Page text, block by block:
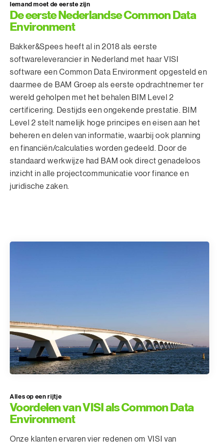
Iemand moet de eerste zijn
De eerste Nederlandse Common Data
Environment
Bakker&Spees heeft al in 2018 als eerste
softwareleverancier in Nederland met haar VISI
software een Common Data Environment opgesteld en
daarmee de BAM Groep als eerste opdrachtnemer ter
wereld geholpen met het behalen BIM Level 2
certificering. Destijds een ongekende prestatie. BIM
Level 2 stelt namelijk hoge principes en eisen aan het
beheren en delen van informatie, waarbij ook planning
en financiën/calculaties worden gedeeld. Door de
standaard werkwijze had BAM ook direct genadeloos
inzicht in alle projectcommunicatie voor finance en
juridische zaken.
Alles op een rijtje
Voordelen van VISI als Common Data
Environment
Onze klanten ervaren vier redenen om VISI van